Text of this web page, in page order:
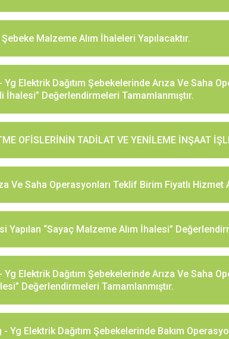
Malzeme Alım İhaleleri Yapılacaktır.
Elektrik Dağıtım Şebekelerinde Arıza Ve Saha
İhalesi” Değerlendirmeleri Tamamlanmıştır.
OFİSLERİNİN TADİLAT VE YENİLEME İNŞAAT
Ve Saha Operasyonları Teklif Birim Fiyatlı Hizmet
Yapılan “Sayaç Malzeme Alım İhalesi”
Elektrik Dağıtım Şebekelerinde Arıza Ve Saha
Değerlendirmeleri Tamamlanmıştır.
Yg Elektrik Dağıtım Şebekelerinde Bakım